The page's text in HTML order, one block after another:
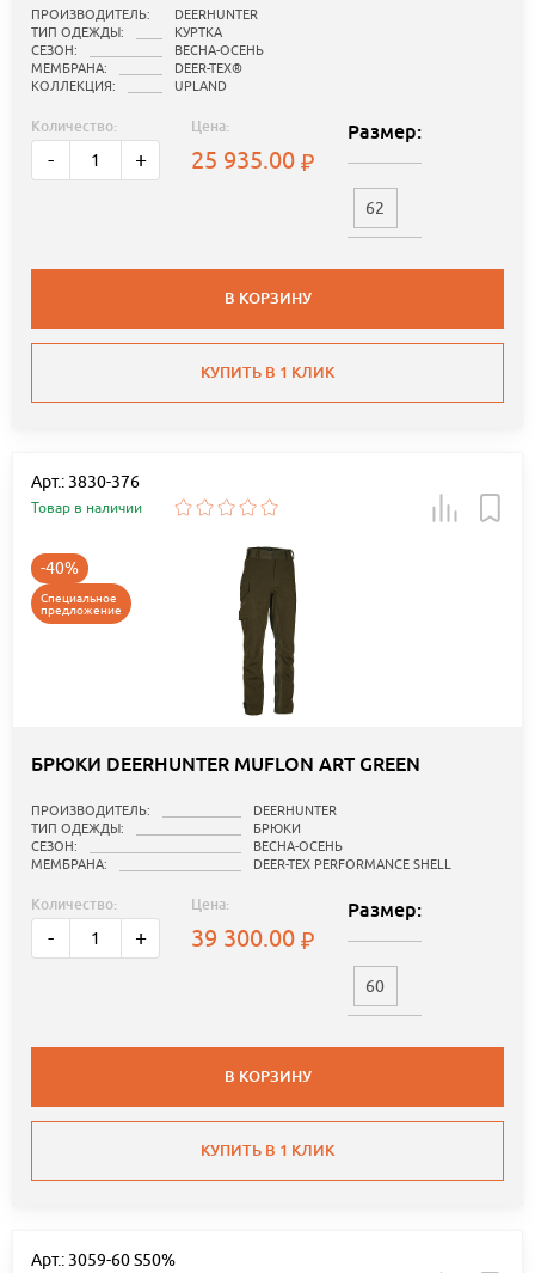
ПРОИЗВОДИТЕЛЬ:
DEERHUNTER
ТИП ОДЕЖДЫ:
КУРТКА
СЕЗОН:
ВЕСНА-ОСЕНЬ
МЕМБРАНА:
DEER-TEX®
КОЛЛЕКЦИЯ:
UPLAND
Количество:
- +
Цена:
25 935.00
Размер:
62
В КОРЗИНУ
КУПИТЬ В 1 КЛИК
Арт.: 3830-376
Товар в наличии
-40%
Специальное
предложение
БРЮКИ DEERHUNTER MUFLON ART GREEN
ПРОИЗВОДИТЕЛЬ:
DEERHUNTER
ТИП ОДЕЖДЫ:
БРЮКИ
СЕЗОН:
ВЕСНА-ОСЕНЬ
МЕМБРАНА:
DEER-TEX PERFORMANCE SHELL
Количество:
- +
Цена:
39 300.00
Размер:
60
В КОРЗИНУ
КУПИТЬ В 1 КЛИК
Арт.: 3059-60 S50%